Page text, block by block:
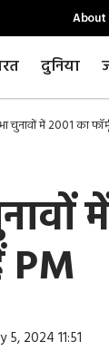
About
दुनिया
चुनावों में 2001 का
2024 11:51